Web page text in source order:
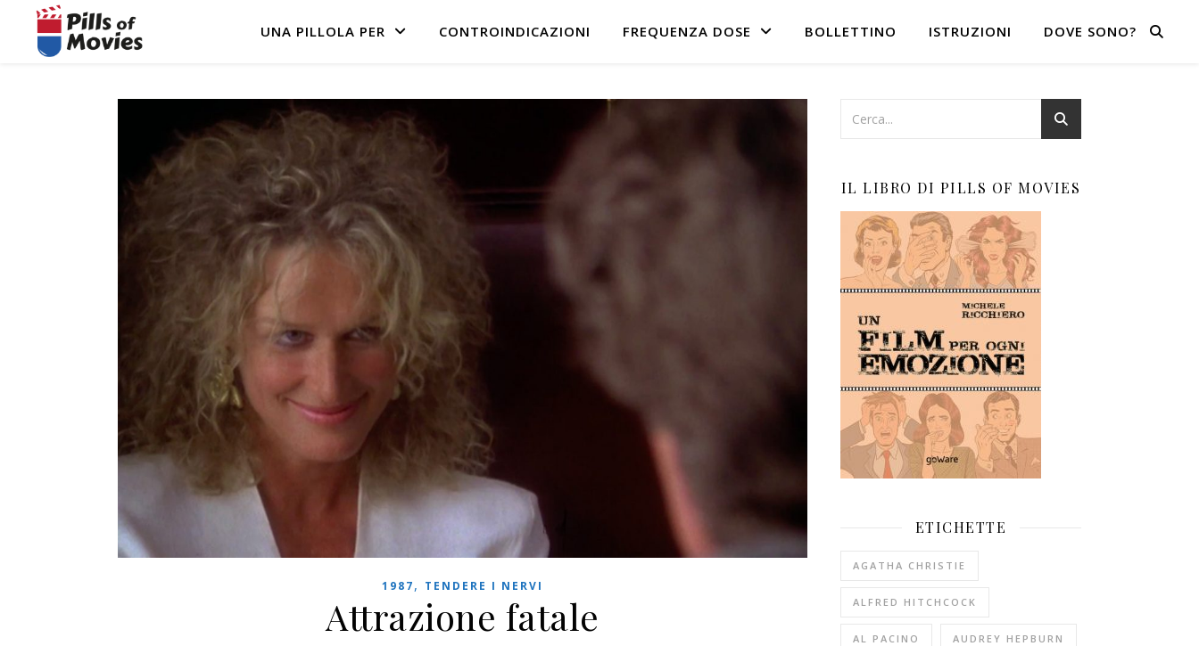
UNA PILLOLA PER CONTROINDICAZIONI FREQUENZA DOSE BOLLETTINO ISTRUZIONI DOVE SONO?
1987, TENDERE I NERVI
Attrazione fatale
IL LIBRO DI PILLS OF MOVIES
ETICHETTE
AGATHA CHRISTIE
ALFRED HITCHCOCK
AL PACINO AUDREY HEPBURN